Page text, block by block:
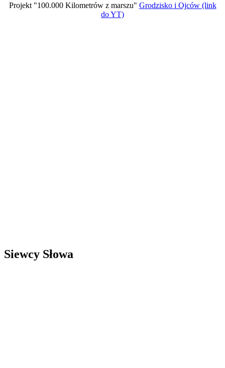
Projekt "100.000 Kilometrów z marszu" Grodzisko i Ojców (link
do YT)
Siewcy Słowa